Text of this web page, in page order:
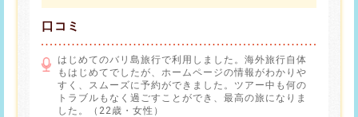
口コミ
はじめてのバリ島旅行で利用しました。海外旅行自体
もはじめてでしたが、ホームページの情報がわかりや
すく、スムーズに予約ができました。ツアー中も何の
トラブルもなく過ごすことができ、最高の旅になりま
した。（22歳・女性）